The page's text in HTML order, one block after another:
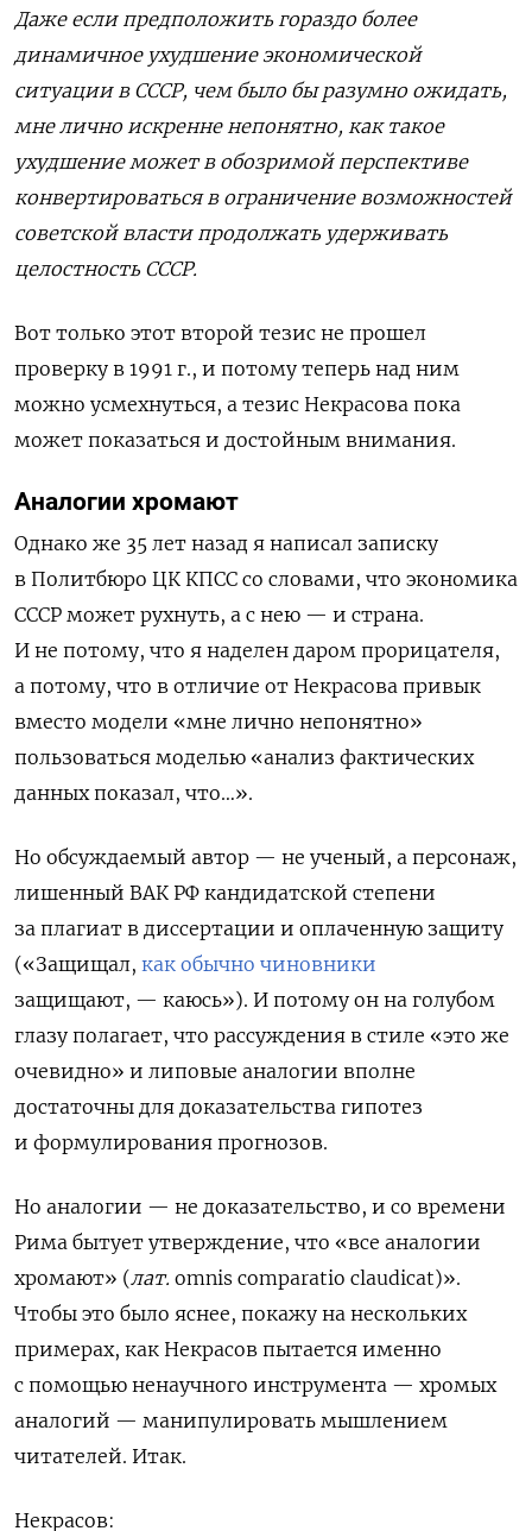
Даже если предположить гораздо более
динамичное ухудшение экономической
ситуации в СССР, чем было бы разумно ожидать,
мне лично искренне непонятно, как такое
ухудшение может в обозримой перспективе
конвертироваться в ограничение возможностей
советской власти продолжать удерживать
целостность СССР.
Вот только этот второй тезис не прошел
проверку в 1991 г., и потому теперь над ним
можно усмехнуться, а тезис Некрасова пока
может показаться и достойным внимания.
Аналогии хромают
Однако же 35 лет назад я написал записку
в Политбюро ЦК КПСС со словами, что экономика
СССР может рухнуть, а с нею — и страна.
И не потому, что я наделен даром прорицателя,
а потому, что в отличие от Некрасова привык
вместо модели «мне лично непонятно»
пользоваться моделью «анализ фактических
данных показал, что…».
Но обсуждаемый автор — не ученый, а персонаж,
лишенный ВАК РФ кандидатской степени
за плагиат в диссертации и оплаченную защиту
(«Защищал, как обычно чиновники
защищают, — каюсь»). И потому он на голубом
глазу полагает, что рассуждения в стиле «это же
очевидно» и липовые аналогии вполне
достаточны для доказательства гипотез
и формулирования прогнозов.
Но аналогии — не доказательство, и со времени
Рима бытует утверждение, что «все аналогии
хромают» (лат. omnis comparatio claudicat)».
Чтобы это было яснее, покажу на нескольких
примерах, как Некрасов пытается именно
с помощью ненаучного инструмента — хромых
аналогий — манипулировать мышлением
читателей. Итак.
Некрасов: